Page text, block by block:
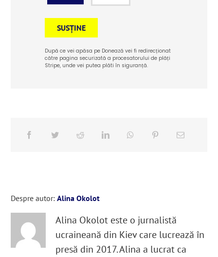
SUSȚINE
După ce vei apăsa pe Donează vei fi redirecționat
către pagina securizată a procesatorului de plăți
Stripe, unde vei putea plăti în siguranță.
Despre autor:Alina Okolot
Alina Okolot este o jurnalistă
ucraineană din Kiev care lucrează în
presă din 2017. Alina a lucrat ca